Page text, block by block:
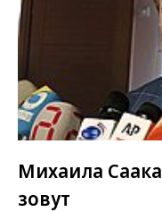
Михаила
зовут